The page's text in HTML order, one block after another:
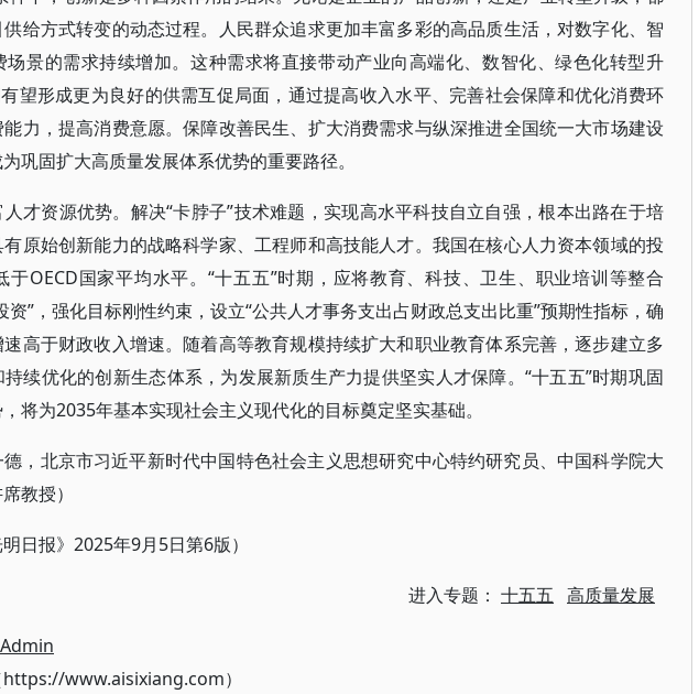
给方式转变的动态过程。人民群众追求更加丰富多彩的高品质生活，对数字化、智
场景的需求持续增加。这种需求将直接带动产业向高端化、数智化、绿色化转型升
望形成更为良好的供需互促局面，通过提高收入水平、完善社会保障和优化消费环
力，提高消费意愿。保障改善民生、扩大消费需求与纵深推进全国统一大市场建设
巩固扩大高质量发展体系优势的重要路径。
才资源优势。解决“卡脖子”技术难题，实现高水平科技自立自强，根本出路在于培
原始创新能力的战略科学家、工程师和高技能人才。我国在核心人力资本领域的投
于OECD国家平均水平。“十五五”时期，应将教育、科技、卫生、职业培训等整合
资”，强化目标刚性约束，设立“公共人才事务支出占财政总支出比重”预期性指标，确
高于财政收入增速。随着高等教育规模持续扩大和职业教育体系完善，逐步建立多
续优化的创新生态体系，为发展新质生产力提供坚实人才保障。“十五五”时期巩固
将为2035年基本实现社会主义现代化的目标奠定坚实基础。
德，北京市习近平新时代中国特色社会主义思想研究中心特约研究员、中国科学院大
教授）
明日报》2025年9月5日第6版）
进入专题： 十五五 高质量发展
www.aisixiang.com）